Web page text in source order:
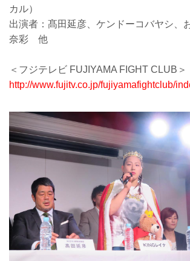
カル）
出演者：髙田延彦、ケンドーコバヤシ、
奈彩 他
＜フジテレビ FUJIYAMA FIGHT CLUB＞
http://www.fujitv.co.jp/fujiyamafightclub/